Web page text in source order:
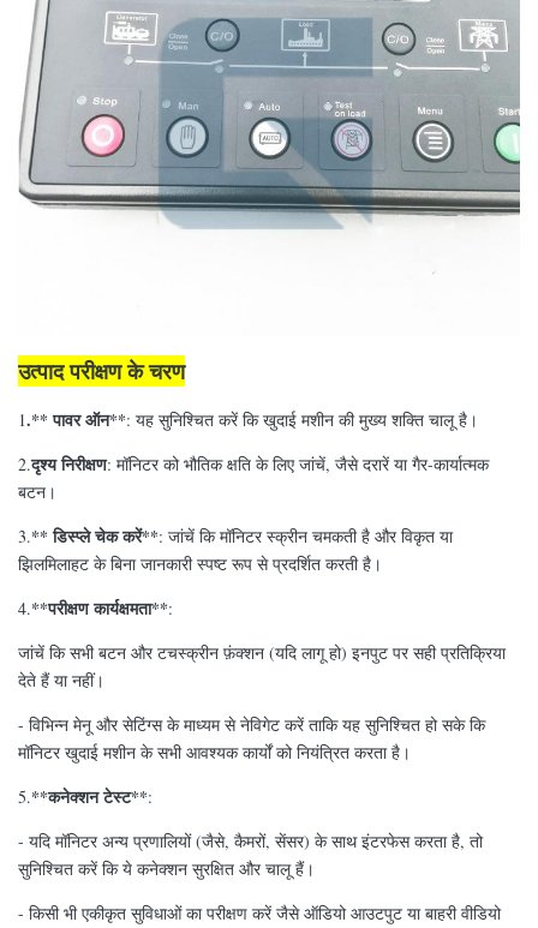
उत्पाद परीक्षण के चरण
1.** पावर ऑन**: यह सुनिश्चित करें कि खुदाई मशीन की मुख्य शक्ति चालू है।
2.दृश्य निरीक्षण: मॉनिटर को भौतिक क्षति के लिए जांचें, जैसे दरारें या गैर-कार्यात्मक
बटन।
3.** डिस्प्ले चेक करें**: जांचें कि मॉनिटर स्क्रीन चमकती है और विकृत या
झिलमिलाहट के बिना जानकारी स्पष्ट रूप से प्रदर्शित करती है।
4.**परीक्षण कार्यक्षमता**:
जांचें कि सभी बटन और टचस्क्रीन फ़ंक्शन (यदि लागू हो) इनपुट पर सही प्रतिक्रिया
देते हैं या नहीं।
- विभिन्न मेनू और सेटिंग्स के माध्यम से नेविगेट करें ताकि यह सुनिश्चित हो सके कि
मॉनिटर खुदाई मशीन के सभी आवश्यक कार्यों को नियंत्रित करता है।
5.**कनेक्शन टेस्ट**:
- यदि मॉनिटर अन्य प्रणालियों (जैसे, कैमरों, सेंसर) के साथ इंटरफेस करता है, तो
सुनिश्चित करें कि ये कनेक्शन सुरक्षित और चालू हैं।
- किसी भी एकीकृत सुविधाओं का परीक्षण करें जैसे ऑडियो आउटपुट या बाहरी वीडियो